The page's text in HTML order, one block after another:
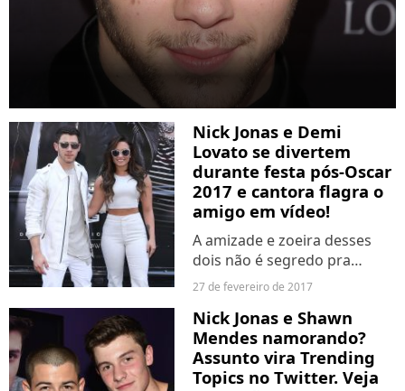
Nick Jonas e Demi
Lovato se divertem
durante festa pós-Oscar
2017 e cantora flagra o
amigo em vídeo!
A amizade e zoeira desses
dois não é segredo pra
ninguém, né?
27 de fevereiro de 2017
Nick Jonas e Shawn
Mendes namorando?
Assunto vira Trending
Topics no Twitter. Veja